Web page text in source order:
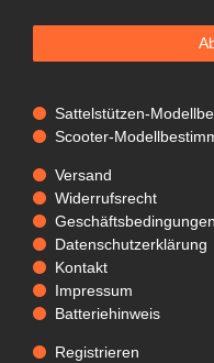
Sattelstützen-
Scooter-
Versand
Widerrufsrecht
Geschäftsbedingungen
Datenschutzerklärung
Kontakt
Impressum
Batteriehinweis
Registrieren